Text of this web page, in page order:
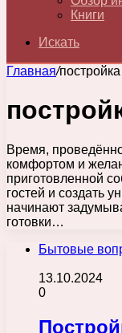
Книги
Искать
Главная/постройка
Время,
комфортом и
приготовленной
гостей и создать
начинают
готовки…
Бытовые
13.10.2024
0